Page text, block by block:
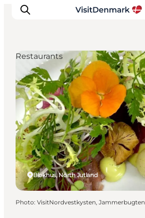
Inspirations
Destinations
Quoi faire
Hébergements
Planifiez votre voyage
Blokhus, North Jutland
Restaurants
Photo: VisitNordvestkysten, Jammerbugten